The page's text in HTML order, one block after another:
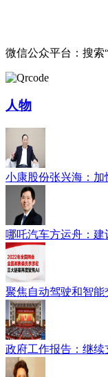
微信公众平台：搜索
人物
小康股份张兴海：
哪吒汽车方运舟：
聚焦自动驾驶和智
政府工作报告：继